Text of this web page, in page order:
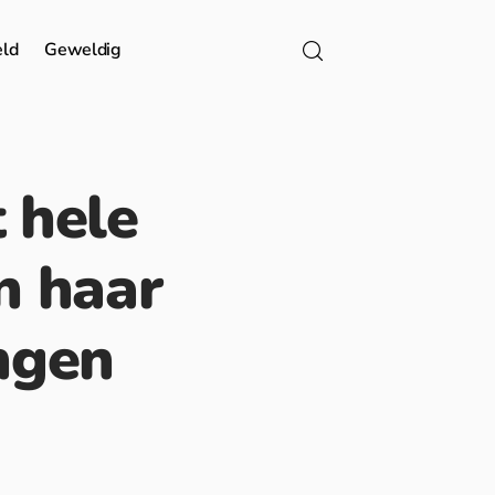
Geweldig
haar